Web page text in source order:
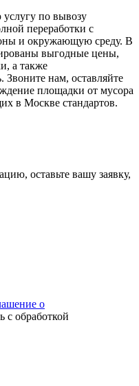
по вывозу
переработки с
и окружающую среду. В
выгодные цены,
а также
Звоните нам, оставляйте
площадки от мусора
в Москве стандартов.
оставьте вашу заявку,
о
с обработкой